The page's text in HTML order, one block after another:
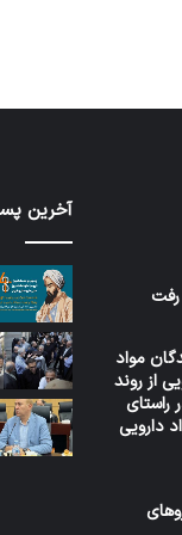
رفت
مواد
از روند
راستای
دارویی
آخرین
مدیر سابق
وزارت بهداشت